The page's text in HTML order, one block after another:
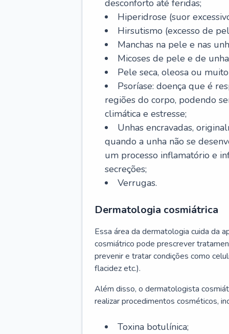
desconforto até feridas;
Hiperidrose (suor
Hirsutismo (excesso de
Manchas na pele e nas
Micoses de pele e de
Pele seca, oleosa ou
Psoríase: doença que é
regiões do corpo, podendo
climática e estresse;
Unhas encravadas,
quando a unha não se
um processo inflamatório e
secreções;
Verrugas.
Dermatologia cosmiátrica
Essa área da dermatologia cuida da
cosmiátrico pode prescrever
prevenir e tratar condições como
flacidez etc.).
Além disso, o dermatologista
realizar procedimentos cosméticos,
Toxina botulínica;